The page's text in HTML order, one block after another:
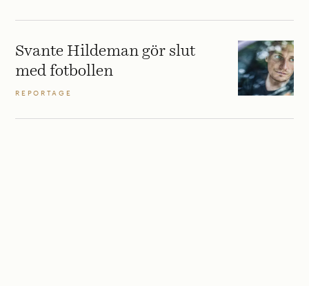
Svante Hildeman gör slut
med fotbollen
REPORTAGE